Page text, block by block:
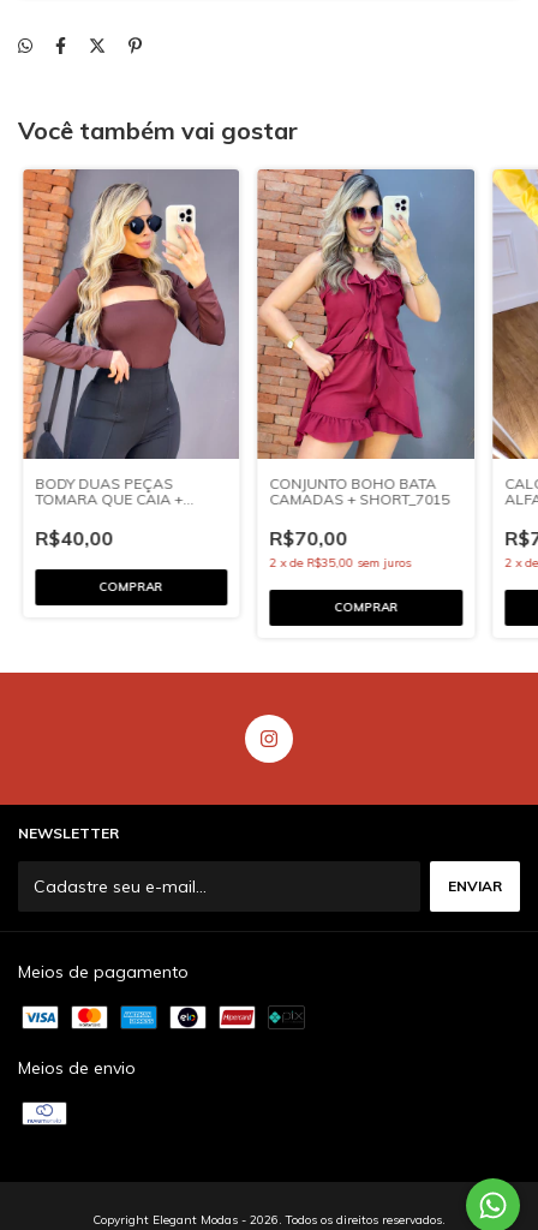
Você também vai gostar
BODY DUAS PEÇAS
TOMARA QUE CAIA +
R$40,00
COMPRAR
CONJUNTO BOHO BATA
CAMADAS + SHORT_7015
R$70,00
2 xde R$35,00 sem juros
COMPRAR
2 x
NEWSLETTER
Meios de pagamento
Meios de envio
Copyright Elegant Modas - 2026. Todos os direitos reservados.